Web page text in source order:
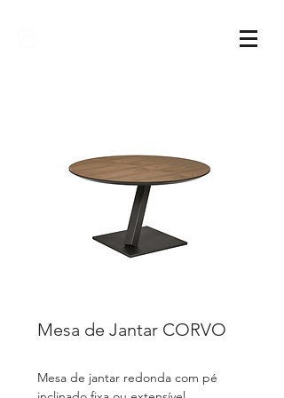
Mesa de Jantar CORVO
Mesa de jantar redonda com pé